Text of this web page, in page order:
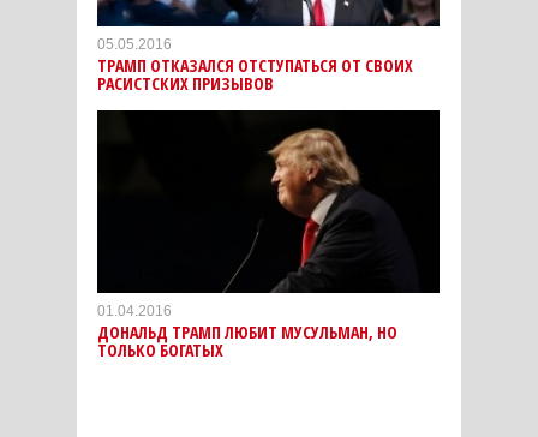
05.05.2016
ТРАМП ОТКАЗАЛСЯ ОТСТУПАТЬСЯ ОТ СВОИХ
РАСИСТСКИХ ПРИЗЫВОВ
01.04.2016
ДОНАЛЬД ТРАМП ЛЮБИТ МУСУЛЬМАН, НО
ТОЛЬКО БОГАТЫХ